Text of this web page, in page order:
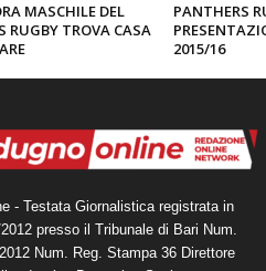
MASCHILE DEL
RUGBY TROVA CASA
PANTHERS
2015/16
- Testata Giornalistica registrata in
presso il Tribunale di Bari Num.
Num. Reg. Stampa 36 Direttore